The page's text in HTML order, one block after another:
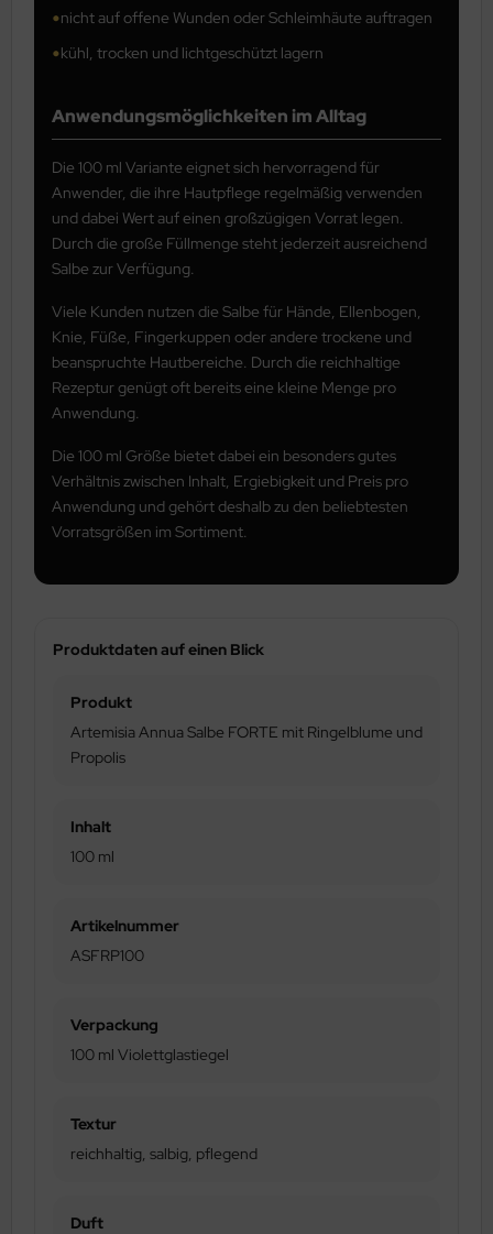
•nicht auf offene Wunden oder Schleimhäute auftragen
•kühl, trocken und lichtgeschützt lagern
Anwendungsmöglichkeiten im Alltag
Die 100 ml Variante eignet sich hervorragend für
Anwender, die ihre Hautpflege regelmäßig verwenden
und dabei Wert auf einen großzügigen Vorrat legen.
Durch die große Füllmenge steht jederzeit ausreichend
Salbe zur Verfügung.
Viele Kunden nutzen die Salbe für Hände, Ellenbogen,
Knie, Füße, Fingerkuppen oder andere trockene und
beanspruchte Hautbereiche. Durch die reichhaltige
Rezeptur genügt oft bereits eine kleine Menge pro
Anwendung.
Die 100 ml Größe bietet dabei ein besonders gutes
Verhältnis zwischen Inhalt, Ergiebigkeit und Preis pro
Anwendung und gehört deshalb zu den beliebtesten
Vorratsgrößen im Sortiment.
Produktdaten auf einen Blick
Produkt
Artemisia Annua Salbe FORTE mit Ringelblume und
Propolis
Inhalt
100 ml
Artikelnummer
ASFRP100
Verpackung
100 ml Violettglastiegel
Textur
reichhaltig, salbig, pflegend
Duft